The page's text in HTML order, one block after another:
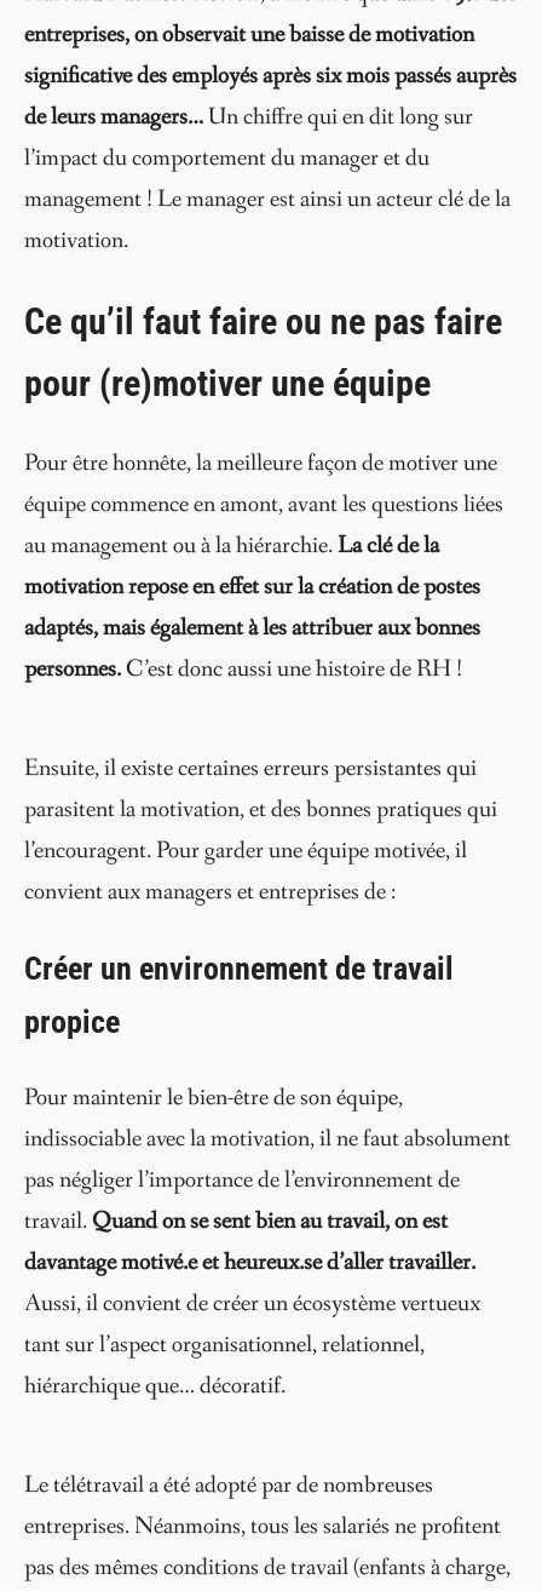
entreprises, on observait une baisse de motivation
significative des employés après six mois passés auprès
de leurs managers…Un chiffre qui en dit long sur
l’impact du comportement du manager et du
management ! Le manager est ainsi un acteur clé de la
motivation.
Ce qu’il faut faire ou ne pas faire
pour (re)motiver une équipe
Pour être honnête, la meilleure façon de motiver une
équipe commence en amont, avant les questions liées
au management ou à la hiérarchie.La clé de la
motivation repose en effet sur la création de postes
adaptés, mais également à les attribuer aux bonnes
personnes.C’est donc aussi une histoire de RH !
Ensuite, il existe certaines erreurs persistantes qui
parasitent la motivation, et des bonnes pratiques qui
l’encouragent. Pour garder une équipe motivée, il
convient aux managers et entreprises de :
Créer un environnement de travail
propice
Pour maintenir le bien-être de son équipe,
indissociable avec la motivation, il ne faut absolument
pas négliger l’importance de l’environnement de
travail.Quand on se sent bien au travail, on est
davantage motivé.e et heureux.se d’aller travailler.
Aussi, il convient de créer un écosystème vertueux
tant sur l’aspect organisationnel, relationnel,
hiérarchique que… décoratif.
Le télétravail a été adopté par de nombreuses
entreprises. Néanmoins, tous les salariés ne profitent
pas des mêmes conditions de travail (enfants à charge,